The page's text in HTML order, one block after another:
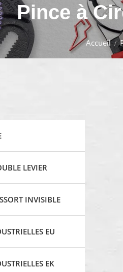
Pince à
Accueil
LEVIER
INVISIBLE
EU
EK